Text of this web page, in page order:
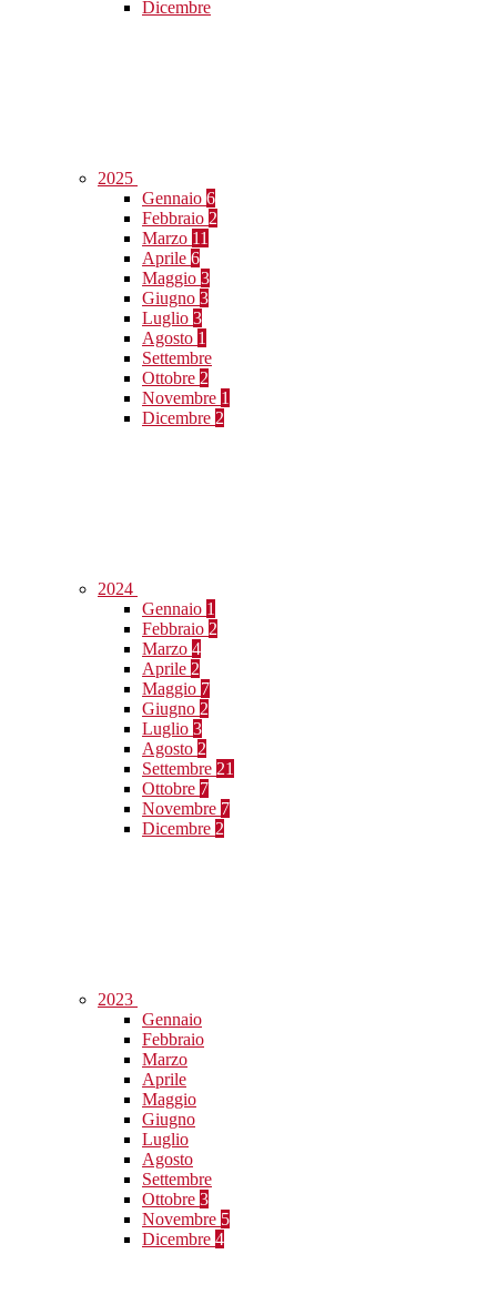
Dicembre
2025
Gennaio 6
Febbraio 2
Marzo 11
Aprile 6
Maggio 3
Giugno 3
Luglio 3
Agosto 1
Settembre
Ottobre 2
Novembre 1
Dicembre 2
2024
Gennaio 1
Febbraio 2
Marzo 4
Aprile 2
Maggio 7
Giugno 2
Luglio 3
Agosto 2
Settembre 21
Ottobre 7
Novembre 7
Dicembre 2
2023
Gennaio
Febbraio
Marzo
Aprile
Maggio
Giugno
Luglio
Agosto
Settembre
Ottobre 3
Novembre 5
Dicembre 4